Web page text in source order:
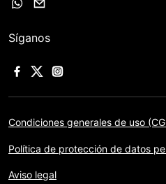
Síganos
Condiciones generales de uso
Política de protección de datos
Aviso legal